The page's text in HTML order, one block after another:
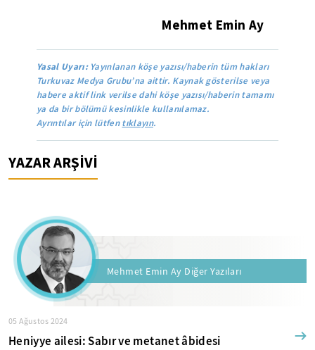
Mehmet Emin Ay
Yasal Uyarı: Yayınlanan köşe yazısı/haberin tüm hakları
Turkuvaz Medya Grubu’na aittir. Kaynak gösterilse veya
habere aktif link verilse dahi köşe yazısı/haberin tamamı
ya da bir bölümü kesinlikle kullanılamaz.
Ayrıntılar için lütfentıklayın.
YAZAR ARŞİVİ
Mehmet Emin Ay Diğer Yazıları
05 Ağustos 2024
Heniyye ailesi: Sabır ve metanet âbidesi